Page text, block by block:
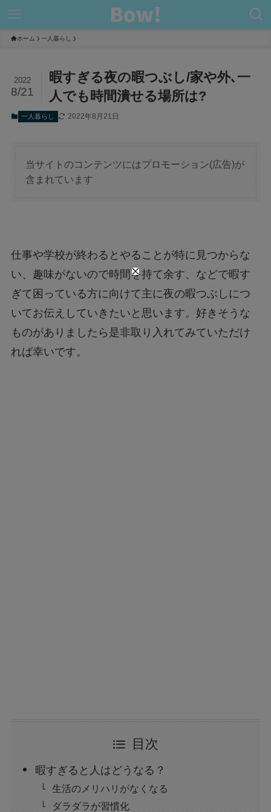
ホーム 一人暮らし
暇すぎる夜の暇つぶし/家や外､一
人でも時間潰せる場所は?
2022
8/21
一人暮らし 2022年8月21日
当サイトのコンテンツにはプロモーション(広告)が
含まれています
仕事や学校が終わるとやることが特に見つからな
い、趣味がないので時間を持て余す、などで暇す
ぎて困っている方に向けて主に夜の暇つぶしにつ
いてお伝えしていきたいと思います。好きそうな
ものがありましたら是非取り入れてみていただけ
れば幸いです。
目次
暇すぎると人はどうなる？
生活のメリハリがなくなる
ダラダラが習慣化